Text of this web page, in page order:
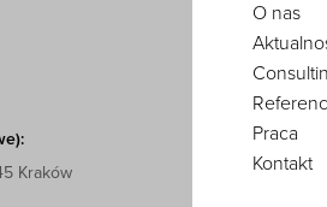
Kraków
O nas
Praca
Kontakt